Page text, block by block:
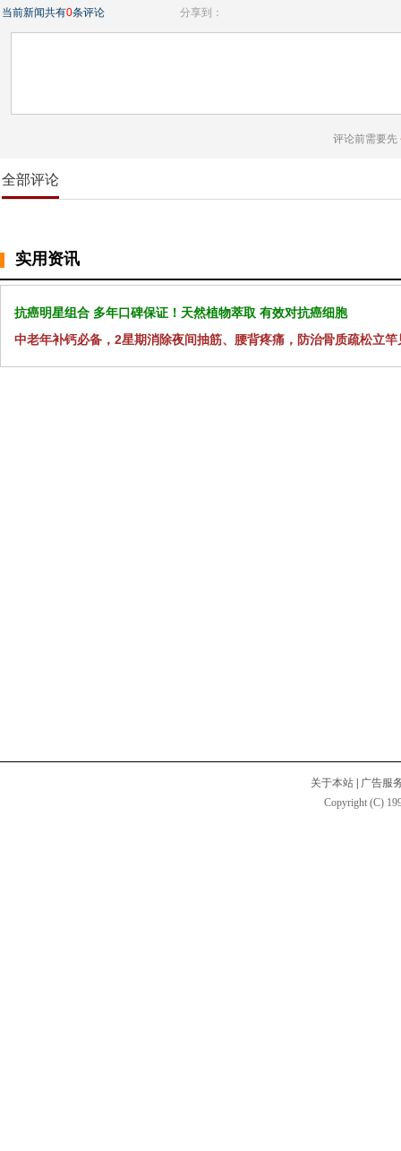
当前新闻共有0条评论 分享到：
评论前需要先
全部评论
实用资讯
抗癌明星组合 多年口碑保证！天然植物萃取 有效对抗癌细胞
中老年补钙必备，2星期消除夜间抽筋、腰背疼痛，防治骨质疏松立竿
关于本站
广告服
Copyright (C)